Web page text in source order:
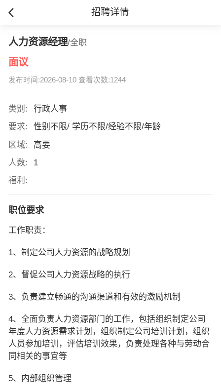
招聘详情
人力资源经理/全职
面议
发布时间:2026-08-10 查看次数:1244
类别:
行政人事
要求:
性别不限/ 学历不限/经验不限/年龄
区域:
高要
人数:
1
福利:
职位要求
工作职责：
1、制定公司人力资源的战略规划
2、督促公司人力资源战略的执行
3、负责建立畅通的沟通渠道和有效的激励机制
4、全面负责人力资源部门的工作，包括组织制定公司
年度人力资源需求计划，组织制定公司培训计划，组织
人员参加培训，评估培训效果，负责处理各种与劳动合
同相关的事宜等
5、内部组织管理